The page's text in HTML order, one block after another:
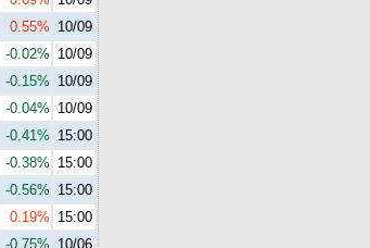
0.55% 10/09
-0.02% 10/09
-0.15% 10/09
-0.04% 10/09
-0.41% 15:00
-0.38% 15:00
-0.56% 15:00
0.19% 15:00
-0.75% 10/06